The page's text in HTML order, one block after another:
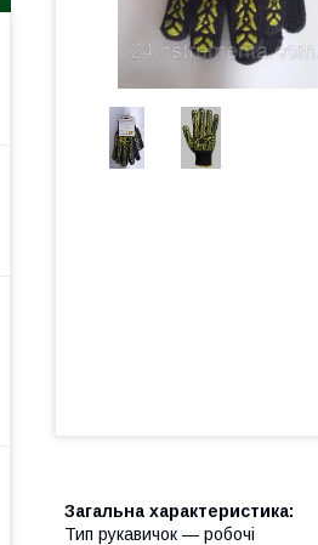
Загальна характеристика:
Тип рукавичок — робочі